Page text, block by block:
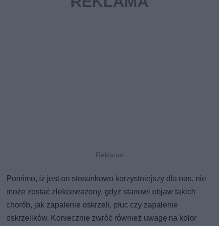
Pomimo, iż jest on stosunkowo korzystniejszy dla nas, nie
może zostać zlekceważony, gdyż stanowi objaw takich
chorób, jak zapalenie oskrzeli, płuc czy zapalenie
oskrzelików. Koniecznie zwróć również uwagę na kolor